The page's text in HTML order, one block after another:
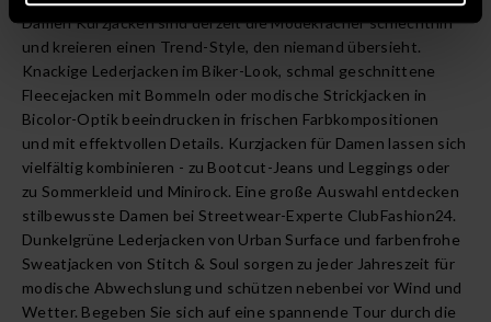
Damen Kurzjacken sind derzeit die Modekracher schlechthin
und kreieren einen Trend-Style, den niemand übersieht.
Knackige Lederjacken im Biker-Look, schmal geschnittene
Fleecejacken mit Bommeln oder modische Strickjacken in
Bicolor-Optik beeindrucken in frischen Farbkompositionen
und mit effektvollen Details. Kurzjacken für Damen lassen sich
vielfältig kombinieren - zu Bootcut-Jeans und Leggings oder
zu Sommerkleid und Minirock. Eine große Auswahl entdecken
stilbewusste Damen bei Streetwear-Experte ClubFashion24.
Dunkelgrüne Lederjacken von Urban Surface und farbenfrohe
Sweatjacken von Stitch & Soul sorgen zu jeder Jahreszeit für
modische Abwechslung und schützen nebenbei vor Wind und
Wetter. Begeben Sie sich auf eine spannende Tour durch die